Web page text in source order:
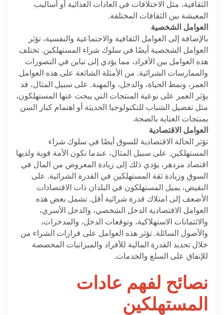
الثقافية، مثل الاختلافات في العادات الغذائية أو أساليب
المعيشة بين الثقافات المختلفة.
العوامل الشخصية
بالإضافة إلى العوامل الثقافية والاجتماعية والنفسية، تؤثر
العوامل الشخصية أيضًا في سلوك شراء المستهلكين. تختلف
هذه العوامل بين الأفراد، مما يؤدي إلى تباين في التصورات
والممارسات الشرائية. من الأمثلة الشائعة على هذه العوامل
العمر، ونمط الحياة، والدخل، والمهنة. على سبيل المثال، قد
يؤثر العمر على نوعية المنتجات التي يبحث عنها المستهلكون،
مثل تفضيل الشباب للتكنولوجيا الحديثة أو اهتمام كبار السن
بمنتجات العناية بالصحة.
العوامل الاقتصادية
تؤثر الحالة الاقتصادية للسوق أيضًا في سلوك شراء
المستهلكين. على سبيل المثال، عندما تكون الأمة قوية ولديها
اقتصاد مزدهر، يؤدي ذلك إلى زيادة المعروض من المال في
السوق وزيادة ثقة المستهلكين في القدرة الشرائية. على
النقيض، يميل المستهلكون في البلدان ذات الاقتصادات
الأضعف إلى امتلاك قدرة شرائية أقل. تشمل بعض هذه
العوامل الاقتصادية الدخل الشخصي، والدخل الأسري،
والائتمانات الاستهلاكية، وتوقعات الدخل، والمدخرات،
والأصول السائلة. تؤثر هذه العوامل على قرارات الشراء من
خلال تحديد القدرة المالية للأفراد والميزانيات المخصصة
للإنفاق على السلع والخدمات.
نصائح لفهم عادات
المستهلكين